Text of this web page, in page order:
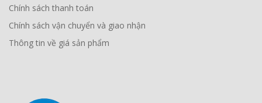
Chính sách thanh toán
Chính sách vận chuyển và giao nhận
Thông tin về giá sản phẩm